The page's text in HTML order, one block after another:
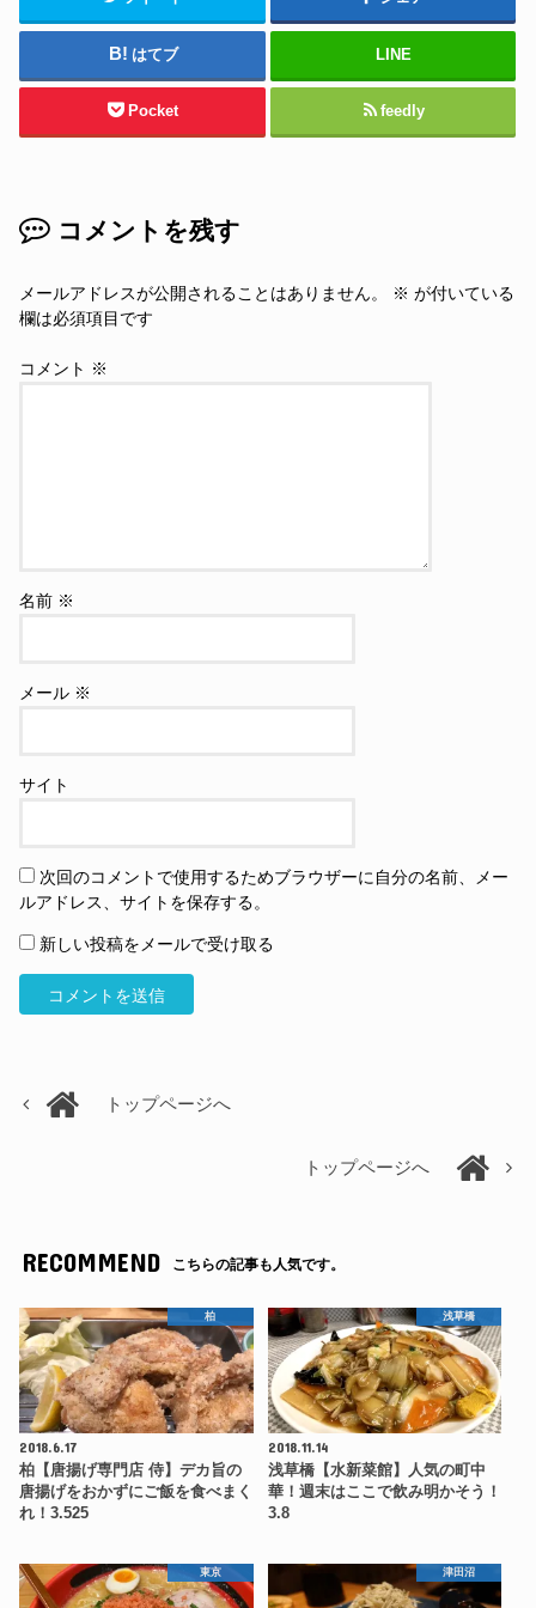
はてブ LINE
Pocket feedly
コメントを残す
メールアドレスが公開されることはありません。 ※ が付いている
欄は必須項目です
コメント ※
名前 ※
メール ※
サイト
次回のコメントで使用するためブラウザーに自分の名前、メー
ルアドレス、サイトを保存する。
新しい投稿をメールで受け取る
トップページへ
トップページへ
RECOMMEND こちらの記事も人気です。
柏
2018.6.17
柏【唐揚げ専門店 侍】デカ旨の
唐揚げをおかずにご飯を食べまく
れ！3.525
浅草橋
2018.11.14
浅草橋【水新菜館】人気の町中
華！週末はここで飲み明かそう！
3.8
東京 津田沼